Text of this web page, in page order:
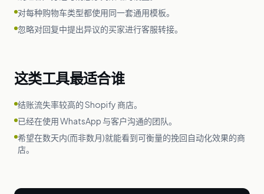
对每种购物车类型都使用同一套通用模板。
忽略对回复中提出异议的买家进行客服转接。
这类工具最适合谁
结账流失率较高的 Shopify 商店。
已经在使用 WhatsApp 与客户沟通的团队。
希望在数天内(而非数月)就能看到可衡量的挽回自动化效果的商
店。